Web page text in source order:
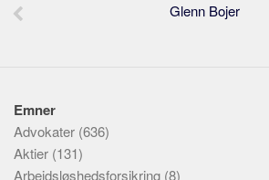
Glenn Bojer
Emner
Advokater (636)
Aktier (131)
Arbejdsløshedsforsikring (8)